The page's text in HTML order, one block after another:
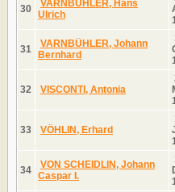
30
VARNBÜHLER, Hans
Ulrich
31
VARNBÜHLER, Johann
Bernhard
32 VISCONTI, Antonia
33 VÖHLIN, Erhard
34
VON SCHEIDLIN, Johann
Caspar I.